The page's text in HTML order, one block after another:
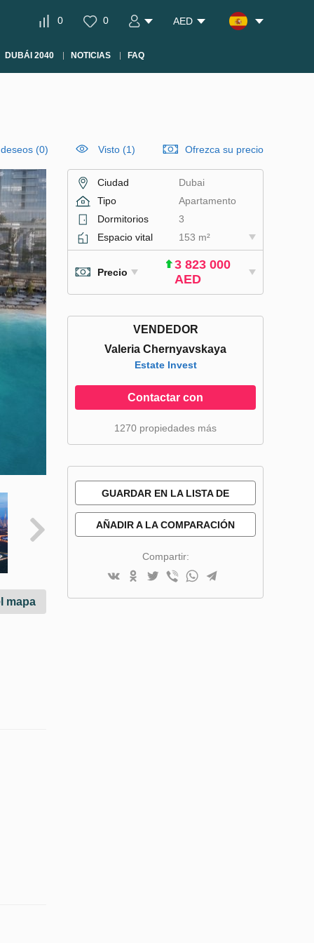
0 0 AED
DUBÁI 2040 NOTICIAS FAQ
(0) Visto (1) Ofrezca su precio
mapa
Ciudad
Dubai
Tipo
Apartamento
Dormitorios
3
Espacio vital
153 m²
Precio
3 823 000
AED
VENDEDOR
Valeria Chernyavskaya
Estate Invest
Contactar con
1270 propiedades más
GUARDAR EN LA LISTA DE
AÑADIR A LA COMPARACIÓN
Compartir: